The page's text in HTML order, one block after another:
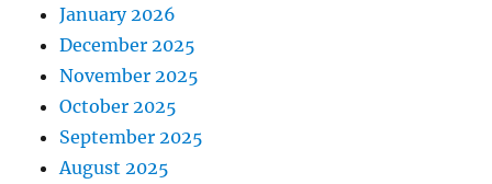
January 2026
December 2025
November 2025
October 2025
September 2025
August 2025